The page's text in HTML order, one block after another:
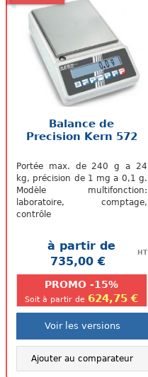
Balance de
Precision Kern 572
Portée max. de 240 g a 24
kg, précision de 1 mg a 0,1 g.
Modèle multifonction:
laboratoire, comptage,
contrôle
à partir de
735,00 €
HT
PROMO -15%
Soit à partir de 624,75 €
Voir les versions
Ajouter au comparateur